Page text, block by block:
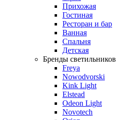
Прихожая
Гостиная
Ресторан и бар
Ванная
Спальня
Детская
Бренды светильников
Freya
Nowodvorski
Kink Light
Elstead
Odeon Light
Novotech